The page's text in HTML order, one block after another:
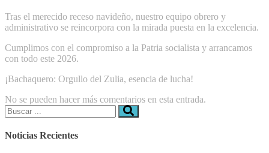
Tras el merecido receso navideño, nuestro equipo obrero y
administrativo se reincorpora con la mirada puesta en la excelencia.
Cumplimos con el compromiso a la Patria socialista y arrancamos
con todo este 2026.
¡Bachaquero: Orgullo del Zulia, esencia de lucha!
No se pueden hacer más comentarios en esta entrada.
Buscar:
Noticias Recientes